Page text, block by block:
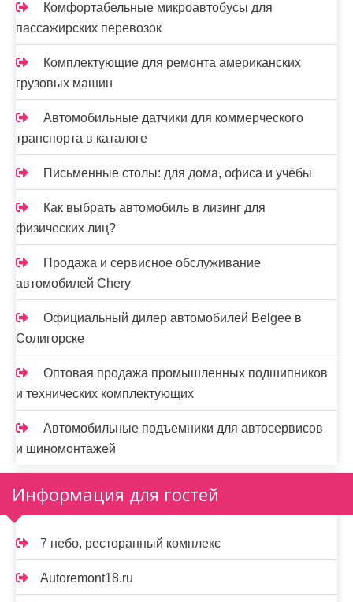
Комфортабельные микроавтобусы для
пассажирских перевозок
Комплектующие для ремонта американских
грузовых машин
Автомобильные датчики для коммерческого
транспорта в каталоге
Письменные столы: для дома, офиса и учёбы
Как выбрать автомобиль в лизинг для
физических лиц?
Продажа и сервисное обслуживание
автомобилей Chery
Официальный дилер автомобилей Belgee в
Солигорске
Оптовая продажа промышленных подшипников
и технических комплектующих
Автомобильные подъемники для автосервисов
и шиномонтажей
Информация для гостей
7 небо, ресторанный комплекс
Autoremont18.ru